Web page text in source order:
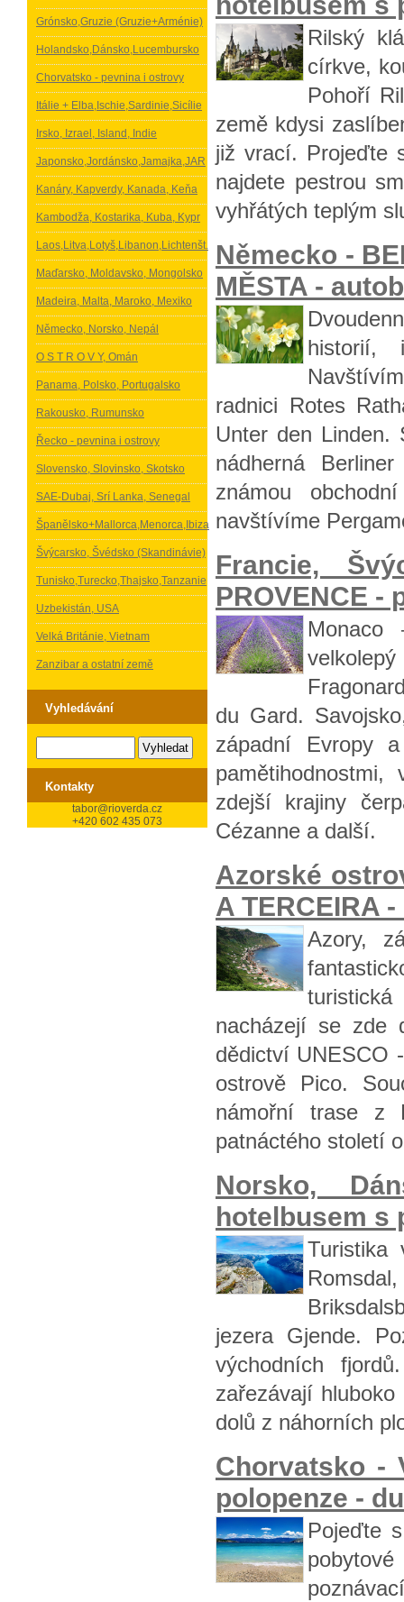
Grónsko,Gruzie (Gruzie+Arménie)
Holandsko,Dánsko,Lucembursko
Chorvatsko - pevnina i ostrovy
Itálie + Elba,Ischie,Sardinie,Sicílie
Irsko, Izrael, Island, Indie
Japonsko,Jordánsko,Jamajka,JAR
Kanáry, Kapverdy, Kanada, Keňa
Kambodža, Kostarika, Kuba, Kypr
Laos,Litva,Lotyš,Libanon,Lichtenšt.
Maďarsko, Moldavsko, Mongolsko
Madeira, Malta, Maroko, Mexiko
Německo, Norsko, Nepál
O S T R O V Y, Omán
Panama, Polsko, Portugalsko
Rakousko, Rumunsko
Řecko - pevnina i ostrovy
Slovensko, Slovinsko, Skotsko
SAE-Dubaj, Srí Lanka, Senegal
Španělsko+Mallorca,Menorca,Ibiza
Švýcarsko, Švédsko (Skandinávie)
Tunisko,Turecko,Thajsko,Tanzanie
Uzbekistán, USA
Velká Británie, Vietnam
Zanzibar a ostatní země
Vyhledávání
Kontakty
tabor@rioverda.cz
+420 602 435 073
Rilský
církve,
Pohoří
země kdysi
již vrací. Projeďte
najdete pestrou
vyhřátých teplým
Německo -
MĚSTA -
historií,
radnici Rotes
Unter den Linden.
nádherná
známou
navštívíme
Francie,
PROVENCE -
Monaco
du Gard.
západní Evropy
zdejší krajiny
Cézanne a další.
Azorské
A TERCEIRA
Azory,
nacházejí se zde
dědictví UNESCO
ostrově Pico.
námořní trase z
patnáctého století
Norsko,
hotelbusem s
jezera Gjende.
východních
zařezávají
dolů z náhorních
Chorvatsko -
polopenze -
Pojeďte